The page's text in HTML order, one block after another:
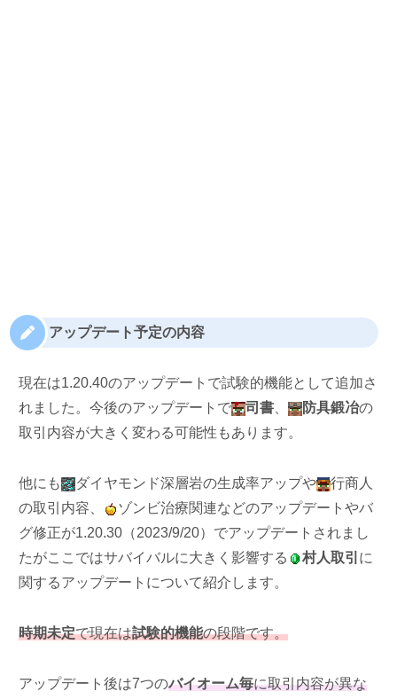
アップデート予定の内容
現在は1.20.40のアップデートで試験的機能として追加さ
れました。今後のアップデートで
司書 防具鍛冶の
取引内容が大きく変わる可能性もあります。
他にも ダイヤモンド深層岩の生成率アップや
行商人
の取引内容、
ゾンビ治療関連などのアップデートやバ
グ修正が1.20.30（2023/9/20）でアップデートされまし
たがここではサバイバルに大きく影響する
村人取引 に
関するアップデートについて紹介します。
時期未定で現在は試験的機能の段階です。
アップデート後は7つのバイオーム毎に取引内容が異な